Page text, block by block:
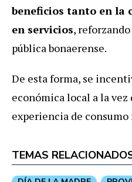
beneficios tanto en la
en servicios,
pública bonaerense.
De esta forma, se
económica local a la vez
experiencia de consumo
TEMAS